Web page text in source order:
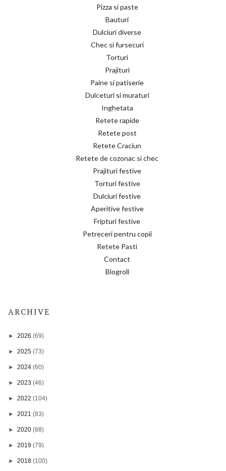
Pizza si paste
Bauturi
Dulciuri diverse
Chec si fursecuri
Torturi
Prajituri
Paine si patiserie
Dulceturi si muraturi
Inghetata
Retete rapide
Retete post
Retete Craciun
Retete de cozonac si chec
Prajituri festive
Torturi festive
Dulciuri festive
Aperitive festive
Fripturi festive
Petreceri pentru copii
Retete Pasti
Contact
Blogroll
ARCHIVE
► 2026 (69)
► 2025 (73)
► 2024 (60)
► 2023 (46)
► 2022 (104)
► 2021 (83)
► 2020 (88)
► 2019 (79)
► 2018 (100)